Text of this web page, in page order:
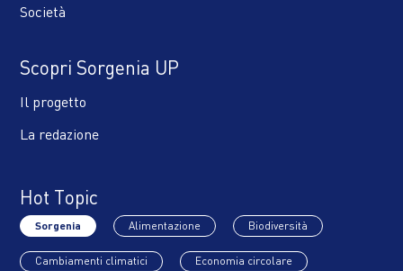
Società
Scopri Sorgenia UP
Il progetto
La redazione
Hot Topic
Sorgenia Alimentazione Biodiversità
Cambiamenti climatici Economia circolare